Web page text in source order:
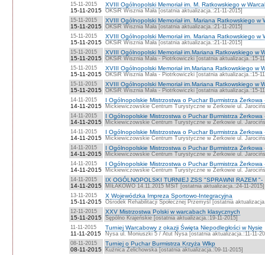
15-11-2015
15-11-2015
XVIII Ogólnopolski Memoriał im. M. Ratkowskiego w
OKSiR Wisznia Mała [ostatnia aktualizacja.:21-11-2015]
15-11-2015
15-11-2015
XVIII Ogólnopolski Memoriał im. Mariana Ratkowskiego w
OKSiR Wisznia Mała [ostatnia aktualizacja.:21-11-2015]
15-11-2015
15-11-2015
XVIII Ogólnopolski Memoriał im. Mariana Ratkowskiego w
OKSiR Wisznia Mała [ostatnia aktualizacja.:21-11-2015]
15-11-2015
15-11-2015
XVIII Ogólnopolski Memoriał im.Mariana Ratkowskiego w
OKSiR Wisznia Mała - Piotrkowiczki [ostatnia aktualizacja.:15-
15-11-2015
15-11-2015
XVIII Ogólnopolski Memoriał im.Mariana Ratkowskiego w
OKSiR Wisznia Mała - Piotrkowiczki [ostatnia aktualizacja.:15-
15-11-2015
15-11-2015
XVIII Ogólnopolski Memoriał im.Mariana Ratkowskiego w
OKSiR Wisznia Mała - Piotrkowiczki [ostatnia aktualizacja.:15-
14-11-2015
14-11-2015
I Ogólnopolskie Mistrzostwa o Puchar Burmistrza Żerkowa
Mickiewiczowskie Centrum Turystyczne w Żerkowie ul.
14-11-2015
14-11-2015
I Ogólnopolskie Mistrzostwa o Puchar Burmistrza Żerkowa
Mickiewiczowskie Centrum Turystyczne w Żerkowie ul.
14-11-2015
14-11-2015
I Ogólnopolskie Mistrzostwa o Puchar Burmistrza Żerkowa
Mickiewiczowskie Centrum Turystyczne w Żerkowie ul.
14-11-2015
14-11-2015
I Ogólnopolskie Mistrzostwa o Puchar Burmistrza Żerkowa
Mickiewiczowskie Centrum Turystyczne w Żerkowie ul.
14-11-2015
14-11-2015
I Ogólnopolskie Mistrzostwa o Puchar Burmistrza Żerkowa
Mickiewiczowskie Centrum Turystyczne w Żerkowie ul.
14-11-2015
14-11-2015
IX OGÓLNOPOLSKI TURNIEJ ZSS "SPRAWNI RAZEM "-
MIŁAKOWO 14.11.2015 MSiT [ostatnia aktualizacja.:24-11-2015]
13-11-2015
15-11-2015
X Wojewódzka Impreza Sportowo-Integracyjna
Ośrodek Rehabilitacji Społecznej Przemyśl [ostatnia
12-11-2015
15-11-2015
XXV Mistrzostwa Polski w warcabach klasycznych
Sępólno Krajeńskie [ostatnia aktualizacja.:19-11-2015]
11-11-2015
11-11-2015
Turniej Warcabowy z okazji Święta Niepodległości w Nysie
Nysa ul. Moniuszki 5 / Atut Nysa [ostatnia aktualizacja.:11-11-
08-11-2015
08-11-2015
Turniej o Puchar Burmistrza Krzyża Wlkp
Kuźnica Żelichowska [ostatnia aktualizacja.:09-11-2015]